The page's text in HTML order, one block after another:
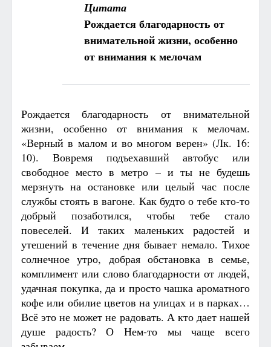
Цитата
Рождается благодарность от
внимательной жизни, особенно
от внимания к мелочам
Рождается благодарность от внимательной
жизни, особенно от внимания к мелочам.
«Верный в малом и во многом верен» (Лк. 16:
10). Вовремя подъехавший автобус или
свободное место в метро – и ты не будешь
мерзнуть на остановке или целый час после
службы стоять в вагоне. Как будто о тебе кто-то
добрый позаботился, чтобы тебе стало
повеселей. И таких маленьких радостей и
утешений в течение дня бывает немало. Тихое
солнечное утро, добрая обстановка в семье,
комплимент или слово благодарности от людей,
удачная покупка, да и просто чашка ароматного
кофе или обилие цветов на улицах и в парках…
Всё это не может не радовать. А кто дает нашей
душе радость? О Нем-то мы чаще всего